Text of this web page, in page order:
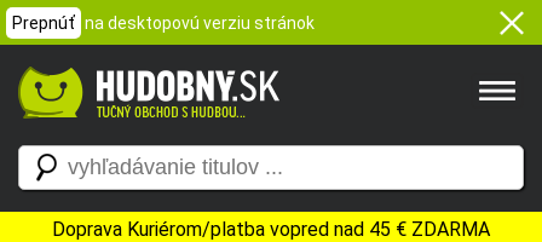
Prepnúť na desktopovú verziu stránok
Doprava Kuriérom/platba vopred nad 45 € ZDARMA